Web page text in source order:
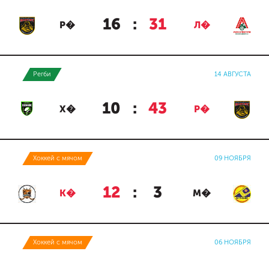
Р� 16 : 31 Л�
Регби 14 АВГУСТА
Х� 10 : 43 Р�
Хоккей с мячом 09 НОЯБРЯ
К� 12 : 3 М�
Хоккей с мячом 06 НОЯБРЯ